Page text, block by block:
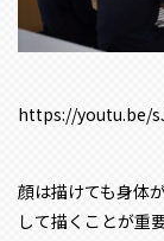
https://youtu.be/
顔は描けても身体
して描くことが重